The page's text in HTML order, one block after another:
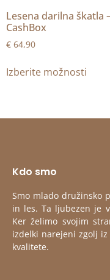
Lesena darilna škatla
CashBox
€ 64,90
Izberite možnosti
Kdo smo
Smo mlado družinsko
in les. Ta ljubezen je
Ker želimo svojim
izdelki narejeni zgolj iz
kvalitete.